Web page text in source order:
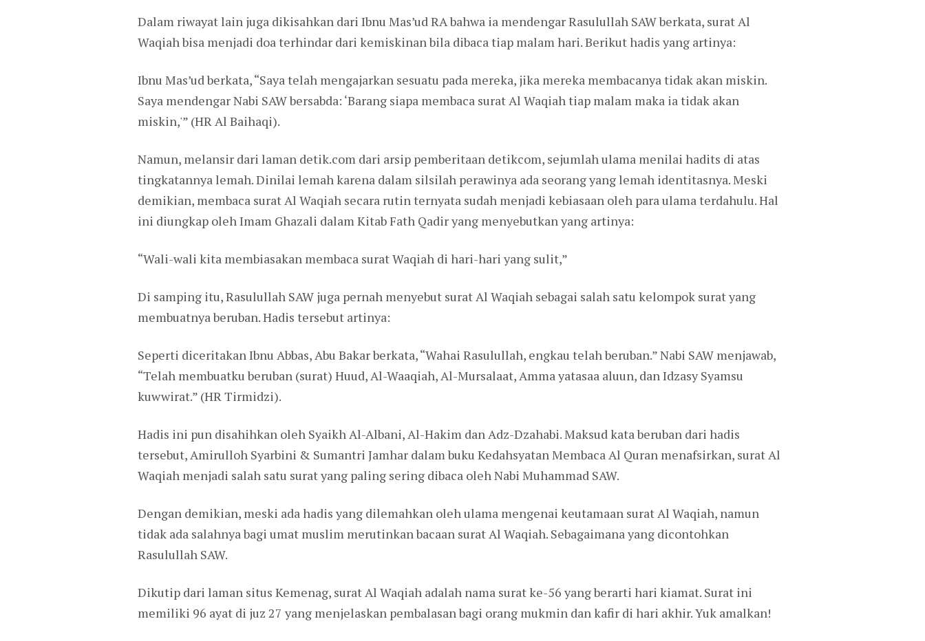
Dalam riwayat lain juga dikisahkan dari Ibnu Mas’ud RA bahwa ia mendengar Rasulullah SAW berkata, surat Al
Waqiah bisa menjadi doa terhindar dari kemiskinan bila dibaca tiap malam hari. Berikut hadis yang artinya:
Ibnu Mas’ud berkata, “Saya telah mengajarkan sesuatu pada mereka, jika mereka membacanya tidak akan miskin.
Saya mendengar Nabi SAW bersabda: ‘Barang siapa membaca surat Al Waqiah tiap malam maka ia tidak akan
miskin,'” (HR Al Baihaqi).
Namun, melansir dari laman detik.com dari arsip pemberitaan detikcom, sejumlah ulama menilai hadits di atas
tingkatannya lemah. Dinilai lemah karena dalam silsilah perawinya ada seorang yang lemah identitasnya. Meski
demikian, membaca surat Al Waqiah secara rutin ternyata sudah menjadi kebiasaan oleh para ulama terdahulu. Hal
ini diungkap oleh Imam Ghazali dalam Kitab Fath Qadir yang menyebutkan yang artinya:
“Wali-wali kita membiasakan membaca surat Waqiah di hari-hari yang sulit,”
Di samping itu, Rasulullah SAW juga pernah menyebut surat Al Waqiah sebagai salah satu kelompok surat yang
membuatnya beruban. Hadis tersebut artinya:
Seperti diceritakan Ibnu Abbas, Abu Bakar berkata, “Wahai Rasulullah, engkau telah beruban.” Nabi SAW menjawab,
“Telah membuatku beruban (surat) Huud, Al-Waaqiah, Al-Mursalaat, Amma yatasaa aluun, dan Idzasy Syamsu
kuwwirat.” (HR Tirmidzi).
Hadis ini pun disahihkan oleh Syaikh Al-Albani, Al-Hakim dan Adz-Dzahabi. Maksud kata beruban dari hadis
tersebut, Amirulloh Syarbini & Sumantri Jamhar dalam buku Kedahsyatan Membaca Al Quran menafsirkan, surat Al
Waqiah menjadi salah satu surat yang paling sering dibaca oleh Nabi Muhammad SAW.
Dengan demikian, meski ada hadis yang dilemahkan oleh ulama mengenai keutamaan surat Al Waqiah, namun
tidak ada salahnya bagi umat muslim merutinkan bacaan surat Al Waqiah. Sebagaimana yang dicontohkan
Rasulullah SAW.
Dikutip dari laman situs Kemenag, surat Al Waqiah adalah nama surat ke-56 yang berarti hari kiamat. Surat ini
memiliki 96 ayat di juz 27 yang menjelaskan pembalasan bagi orang mukmin dan kafir di hari akhir. Yuk amalkan!